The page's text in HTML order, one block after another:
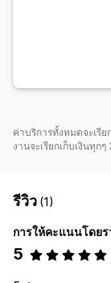
ค่าบริการทั้งหมดจะเรี
งานจะเรียกเก็บเงินทุก
รีวิว (1)
การให้คะแนนโดยร
5